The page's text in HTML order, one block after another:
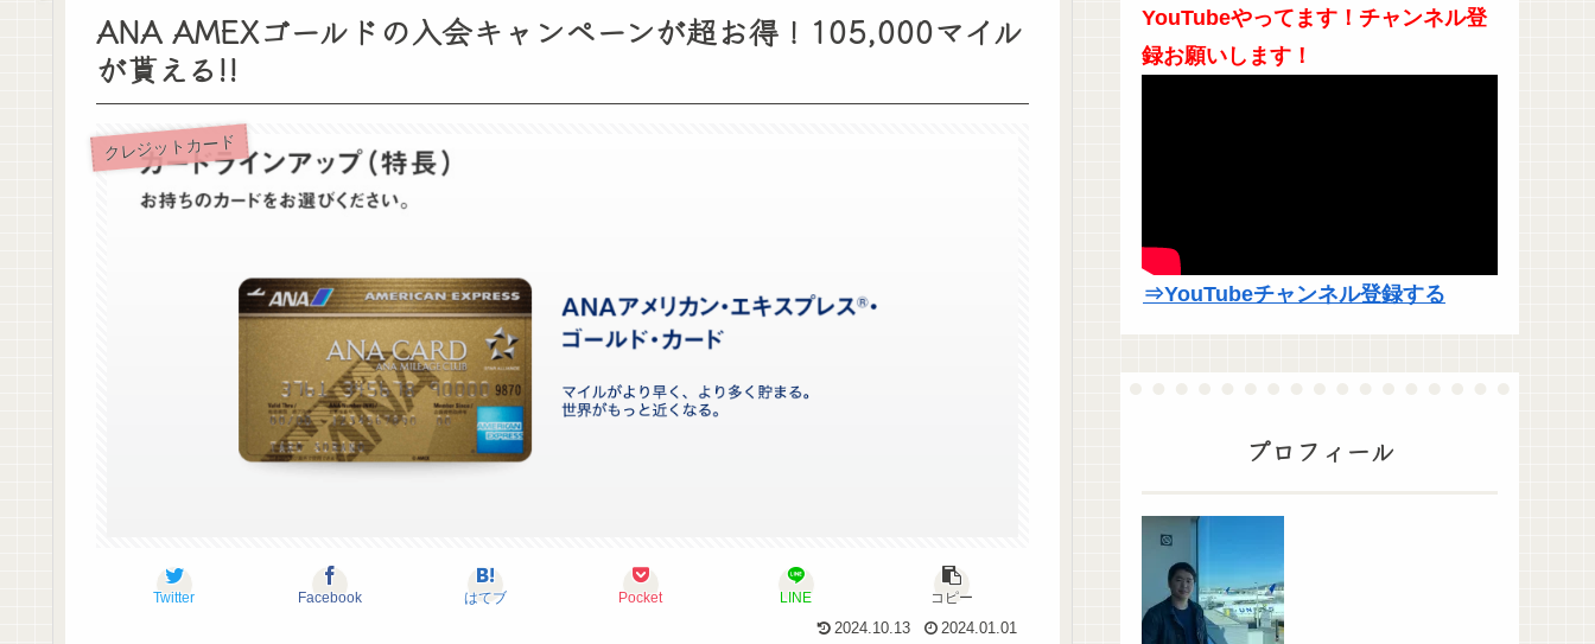
ANA AMEXゴールドの入会キャンペーンが超お得！105,000マイル
が貰える!!
クレジットカード
Twitter Facebook はてブ Pocket LINE
コピー
2024.10.13
2024.01.01
YouTubeやってます！チャンネル登
録お願いします！
⇒YouTubeチャンネル登録する
プロフィール